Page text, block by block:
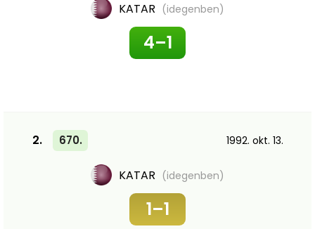
KATAR (idegenben)
4–1
2. 670. 1992. okt. 13.
KATAR (idegenben)
1–1